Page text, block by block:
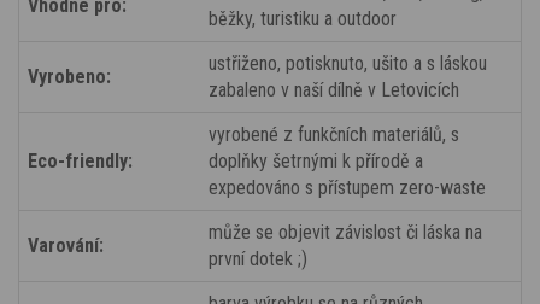
Vhodné pro:
běžky, turistiku a outdoor
Vyrobeno:
ustřiženo, potisknuto, ušito a s láskou
zabaleno v naší dílně v Letovicích
Eco-friendly:
vyrobené z funkčních materiálů, s
doplňky šetrnými k přírodě a
expedováno s přístupem zero-waste
Varování:
může se objevit závislost či láska na
první dotek ;)